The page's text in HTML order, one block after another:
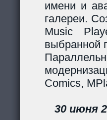
имени и
галереи.
Music
выбранной
Comics,
30 июня